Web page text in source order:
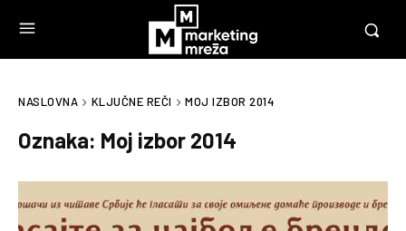
NASLOVNA KLJUČNE REČI MOJ IZBOR 2014
Oznaka: Moj izbor 2014